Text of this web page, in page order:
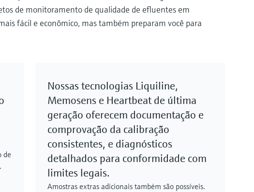
de monitoramento de qualidade de efluentes em
fácil e econômico, mas também preparam você para
de
Nossas tecnologias Liquiline,
Memosens e Heartbeat de última
geração oferecem documentação e
comprovação da calibração
consistentes, e diagnósticos
detalhados para conformidade com
limites legais.
Amostras extras adicionais também são possíveis.